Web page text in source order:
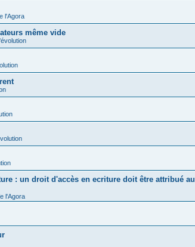
l'Agora
même vide
: un droit d'accès en ecriture doit être attribué au
l'Agora